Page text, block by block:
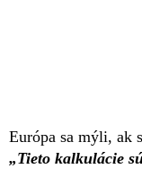
Európa sa mýli, ak
„Tieto kalkulácie